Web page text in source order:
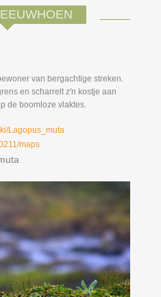
van bergachtige streken.
en scharrelt z'n kostje aan
de boomloze vlaktes.
Lagopus_muta
maps